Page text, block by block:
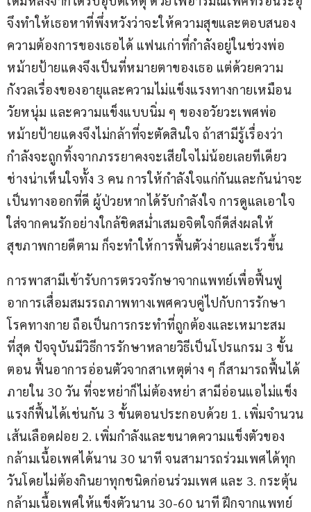
จึงทำให้เธอหาที่พึ่งหวังว่าจะให้ความสุขและตอบสนอง
ความต้องการของเธอได้ แฟนเก่าที่กำลังอยู่ในช่วงพ่อ
หม้ายป้ายแดงจึงเป็นที่หมายตาของเธอ แต่ด้วยความ
กังวลเรื่องของอายุและความไม่แข็งแรงทางกายเหมือน
วัยหนุ่ม และความแข็งแบบนิ่ม ๆ ของอวัยวะเพศพ่อ
หม้ายป้ายแดงจึงไม่กล้าที่จะตัดสินใจ ถ้าสามีรู้เรื่องว่า
กำลังจะถูกทิ้งจากภรรยาคงจะเสียใจไม่น้อยเลยทีเดียว
ช่างน่าเห็นใจทั้ง 3 คน การให้กำลังใจแก่กันและกันน่าจะ
เป็นทางออกที่ดี ผู้ป่วยหากได้รับกำลังใจ การดูแลเอาใจ
ใส่จากคนรักอย่างใกล้ชิดสม่ำเสมอจิตใจก็ดีส่งผลให้
สุขภาพกายดีตาม ก็จะทำให้การฟื้นตัวง่ายและเร็วขึ้น
การพาสามีเข้ารับการตรวจรักษาจากแพทย์เพื่อฟื้นฟู
อาการเสื่อมสมรรถภาพทางเพศควบคู่ไปกับการรักษา
โรคทางกาย ถือเป็นการกระทำที่ถูกต้องและเหมาะสม
ที่สุด ปัจจุบันมีวิธีการรักษาหลายวิธีเป็นโปรแกรม 3 ขั้น
ตอน ฟื้นอาการอ่อนตัวจากสาเหตุต่าง ๆ ก็สามารถฟื้นได้
ภายใน 30 วัน ที่จะหย่าก็ไม่ต้องหย่า สามีอ่อนแอไม่แข็ง
แรงก็ฟื้นได้เช่นกัน 3 ขั้นตอนประกอบด้วย 1. เพิ่มจำนวน
เส้นเลือดฝอย 2. เพิ่มกำลังและขนาดความแข็งตัวของ
กล้ามเนื้อเพศได้นาน 30 นาที จนสามารถร่วมเพศได้ทุก
วันโดยไม่ต้องกินยาทุกชนิดก่อนร่วมเพศ และ 3. กระตุ้น
กล้ามเนื้อเพศให้แข็งตัวนาน 30-60 นาที ฝึกจากแพทย์